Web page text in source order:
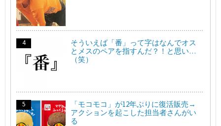
そういえば「番」って字はなんでオス
とメスのペアを指すんだ？！と思い…
（笑）
「モコモコ」が12年ぶりに復活販売→
アクションを起こした担当者さんがい
る